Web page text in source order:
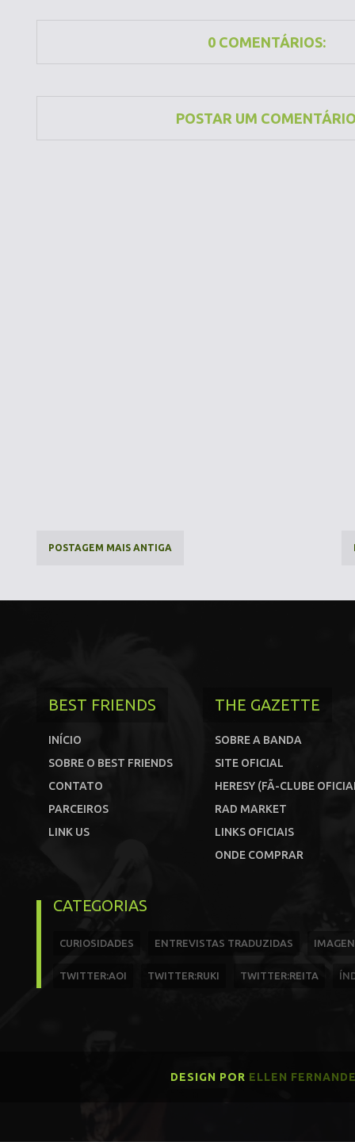
0 COMENTÁRIOS:
POSTAR UM
POSTAGEM MAIS ANTIGA
BEST FRIENDS
INÍCIO
SOBRE O BEST FRIENDS
CONTATO
PARCEIROS
LINK US
THE GAZETTE
SOBRE A BANDA
SITE OFICIAL
HERESY (FÃ-CLUBE
RAD MARKET
LINKS OFICIAIS
ONDE COMPRAR
CATEGORIAS
CURIOSIDADES ENTREVISTAS TRADUZIDAS
TWITTER:AOI TWITTER:RUKI TWITTER:REITA
DESIGN POR ELLEN